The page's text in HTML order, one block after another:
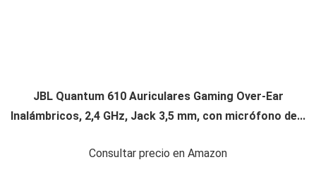
JBL Quantum 610 Auriculares Gaming Over-Ear
Inalámbricos, 2,4 GHz, Jack 3,5 mm, con micrófono de...
Consultar precio en Amazon